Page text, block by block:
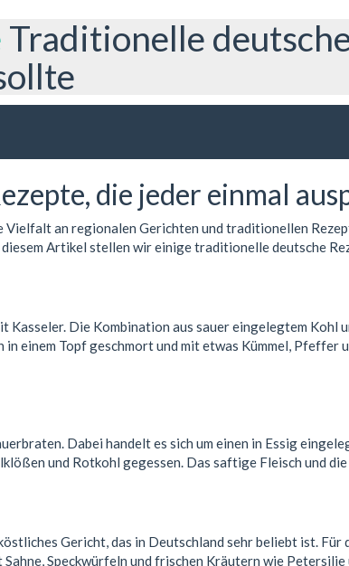
Traditionelle
die jeder einmal
an regionalen Gerichten und traditionellen
Artikel stellen wir einige traditionelle deutsche
Kasseler. Die Kombination aus sauer eingelegtem
in einem Topf geschmort und mit etwas Kümmel,
Dabei handelt es sich um einen in Essig
und Rotkohl gegessen. Das saftige Fleisch und
Gericht, das in Deutschland sehr beliebt ist.
Speckwürfeln und frischen Kräutern wie